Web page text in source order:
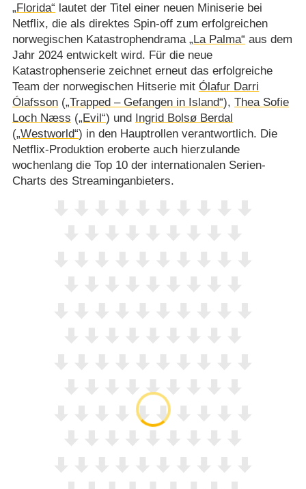
„Florida“ lautet der Titel einer neuen Miniserie bei
Netflix, die als direktes Spin-off zum erfolgreichen
norwegischen Katastrophendrama „La Palma“ aus dem
Jahr 2024 entwickelt wird. Für die neue
Katastrophenserie zeichnet erneut das erfolgreiche
Team der norwegischen Hitserie mit Ólafur Darri
Ólafsson(„Trapped – Gefangen in Island“), Thea Sofie
Loch Næss („Evil“) und
Ingrid Bolsø Berdal
(„Westworld“) in den Hauptrollen verantwortlich. Die
Netflix-Produktion eroberte auch hierzulande
wochenlang die Top 10 der internationalen Serien-
Charts des Streaminganbieters.